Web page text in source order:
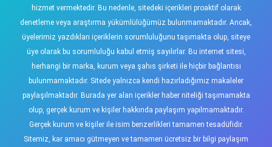
hizmet vermektedir. Bu nedenle, sitedeki içerikleri proaktif olarak
denetleme veya araştırma yükümlülüğümüz bulunmamaktadır. Ancak,
üyelerimiz yazdıkları içeriklerin sorumluluğunu taşımakta olup, siteye
üye olarak bu sorumluluğu kabul etmiş sayılırlar. Bu internet sitesi,
herhangi bir marka, kurum veya şahıs şirketi ile hiçbir bağlantısı
bulunmamaktadır. Sitede yalnızca kendi hazırladığımız makaleler
paylaşılmaktadır. Burada yer alan içerikler haber niteliği taşımamakta
olup, gerçek kurum ve kişiler hakkında paylaşım yapılmamaktadır.
Gerçek kurum ve kişiler ile isim benzerlikleri tamamen tesadüfidir.
Sitemiz, kar amacı gütmeyen ve tamamen ücretsiz bir bilgi paylaşım